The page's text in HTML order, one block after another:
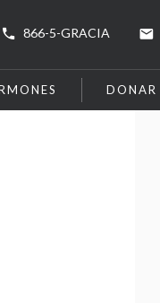
866-5-GRACIA
DONAR